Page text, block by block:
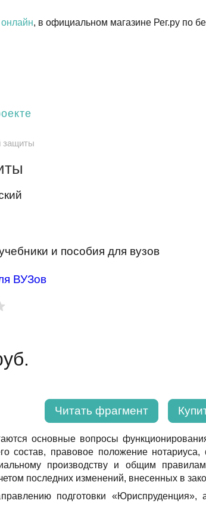
онлайн, в официальном магазине Рег.ру по
защиты
и пособия для вузов
ВУЗов
Читать фрагмент
основные вопросы
состав, правовое положение
производству и общим
последних изменений, внесенных в
подготовки «Юриспруденция»,